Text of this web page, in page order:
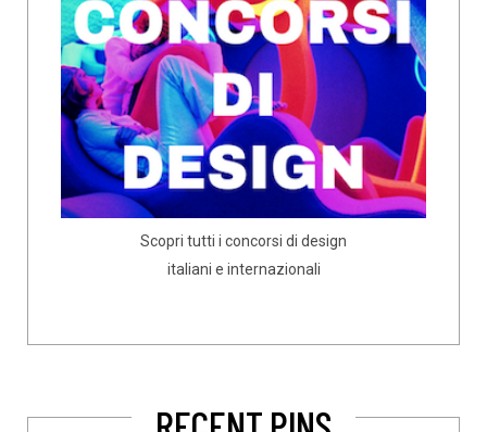
Scopri tutti i concorsi di design
italiani e internazionali